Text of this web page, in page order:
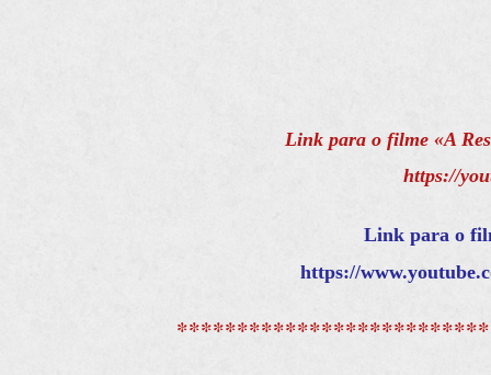
Link para o filme «A
https://
Link para o
https://